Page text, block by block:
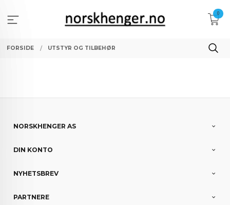
innholdet
0
FORSIDE UTSTYR OG TILBEHØR
NORSKHENGER AS
DIN KONTO
NYHETSBREV
PARTNERE